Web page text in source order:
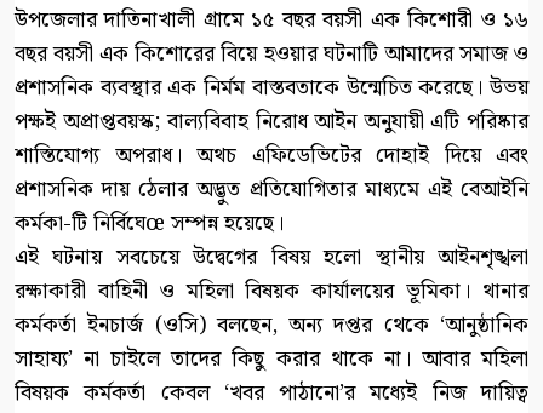
উপজেলার দাতিনাখালী গ্রামে ১৫ বছর বয়সী এক কিশোরী ও ১৬
বছর বয়সী এক কিশোরের বিয়ে হওয়ার ঘটনাটি আমাদের সমাজ ও
প্রশাসনিক ব্যবস্থার এক নির্মম বাস্তবতাকে উন্মেচিত করেছে। উভয়
পক্ষই অপ্রাপ্তবয়স্ক; বাল্যবিবাহ নিরোধ আইন অনুযায়ী এটি পরিষ্কার
শাস্তিযোগ্য অপরাধ। অথচ এফিডেভিটের দোহাই দিয়ে এবং
প্রশাসনিক দায় ঠেলার অদ্ভুত প্রতিযোগিতার মাধ্যমে এই বেআইনি
কর্মকা-টি নির্বিঘেœ সম্পন্ন হয়েছে।
এই ঘটনায় সবচেয়ে উদ্বেগের বিষয় হলো স্থানীয় আইনশৃঙ্খলা
রক্ষাকারী বাহিনী ও মহিলা বিষয়ক কার্যালয়ের ভূমিকা। থানার
কর্মকর্তা ইনচার্জ (ওসি) বলছেন, অন্য দপ্তর থেকে ‘আনুষ্ঠানিক
সাহায্য’ না চাইলে তাদের কিছু করার থাকে না। আবার মহিলা
বিষয়ক কর্মকর্তা কেবল ‘খবর পাঠানো’র মধ্যেই নিজ দায়িত্ব